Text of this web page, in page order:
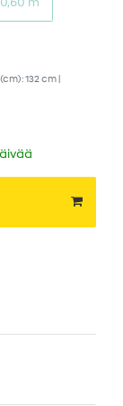
m
132 cm |